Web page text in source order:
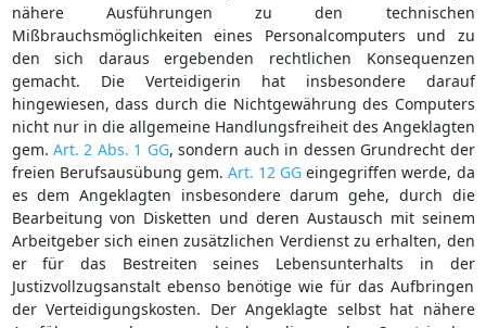
nähere Ausführungen zu den technischen
Mißbrauchsmöglichkeiten eines Personalcomputers und zu
den sich daraus ergebenden rechtlichen Konsequenzen
gemacht. Die Verteidigerin hat insbesondere darauf
hingewiesen, dass durch die Nichtgewährung des Computers
nicht nur in die allgemeine Handlungsfreiheit des Angeklagten
gem. Art. 2 Abs. 1 GG, sondern auch in dessen Grundrecht der
freien Berufsausübung gem. Art. 12 GG eingegriffen werde, da
es dem Angeklagten insbesondere darum gehe, durch die
Bearbeitung von Disketten und deren Austausch mit seinem
Arbeitgeber sich einen zusätzlichen Verdienst zu erhalten, den
er für das Bestreiten seines Lebensunterhalts in der
Justizvollzugsanstalt ebenso benötige wie für das Aufbringen
der Verteidigungskosten. Der Angeklagte selbst hat nähere